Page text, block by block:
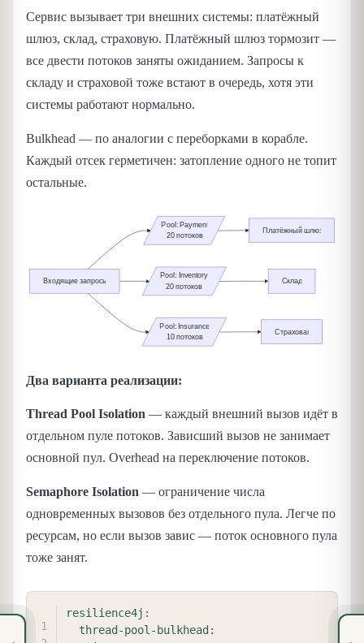
Сервис вызывает три внешних системы: платёжный
шлюз, склад, страховую. Платёжный шлюз тормозит —
все двести потоков заняты ожиданием. Запросы к
складу и страховой тоже встают в очередь, хотя эти
системы работают нормально.
Bulkhead — по аналогии с переборками в корабле.
Каждый отсек герметичен: затопление одного не топит
остальные.
Два варианта реализации:
Thread Pool Isolation — каждый внешний вызов идёт в
отдельном пуле потоков. Зависший вызов не занимает
основной пул. Overhead на переключение потоков.
Semaphore Isolation — ограничение числа
одновременных вызовов без отдельного пула. Легче по
ресурсам, но если вызов завис — поток основного пула
тоже занят.
resilience4j :
thread-pool-bulkhead :